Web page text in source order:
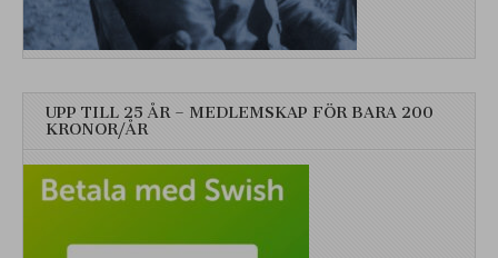
UPP TILL 25 ÅR – MEDLEMSKAP FÖR BARA 200
KRONOR/ÅR